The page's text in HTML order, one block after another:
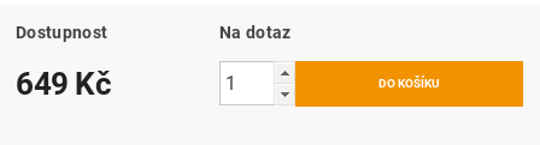
Dostupnost Na dotaz
649 Kč